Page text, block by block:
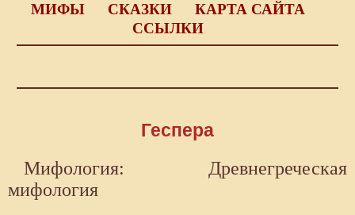
МИФЫ
СКАЗКИ
КАРТА САЙТА
ССЫЛКИ
Геспера
Мифология: Древнегреческая
мифология